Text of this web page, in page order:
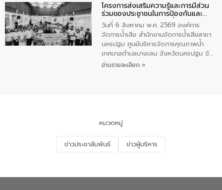
ประชาชน ตัวแทนจากโรงแรมต่างๆ ในเขต
เทศบาลตำบลราไวย์ ศูนย์บริหารจัดการ
คุณภาพน้ำเทศบาลตำบลราไวย์ นำโดยนาย
น้อย แก้วเศษ ผู้จัดการสำนักงานจัดการน้ำ
เสียสาขาภูเก็ต พร้อมด้วยเจ้าหน้าที่ จำนวน
5 คน ร่วมทำกิจกรรม ทำความสะอาด
ชายหาดและแหล่งท่องเที่ยว ณ บริเวณ
โครงการส่งเสริมความรู้และการมีส่วน
ร่วมของประชาชนในการป้องกันและ
แก้ไขปัญหาน้ำเสียอย่างยั่งยืน
วันที่ 6 สิงหาคม พ.ศ. 2569 องค์การ
จัดการน้ำเสีย สำนักงานจัดการน้ำเสียสาขา
นครปฐม ศูนย์บริหารจัดการคุณภาพน้ำ
เทศบาลตำบลบางเลน จังหวัดนครปฐม จัด
กิจกรรมภายใต้โครงการส่งเสริมความรู้และ
จัดการน้ำเสียและสร้างจิตสำนึกในการ
อนุรักษ์สิ่งแวดล้อม ในหัวข้อ “น้ำเสียชุมชน
และการบำบัดน้ำเสียเบื้องต้น” โดยให้ความรู้
เกี่ยวกับสาเหตุและผลกระทบของน้ำเสีย
ณ เทศบาลตำบลบางเลน จังหวัดนครปฐม
อ่านรายละเอียด »
หมวดหมู่
ข่าวประชาสัมพันธ์ ข่าวผู้บริหาร